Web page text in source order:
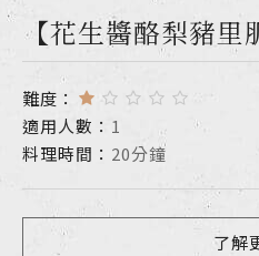
【花生醬酪梨豬里
難度：
適用人數： 1
料理時間： 20分鐘
了解